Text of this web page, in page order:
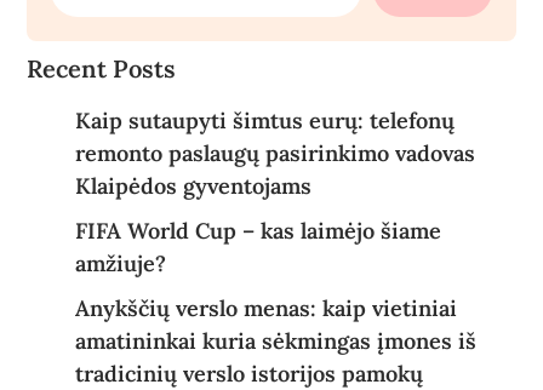
Recent Posts
Kaip sutaupyti šimtus eurų: telefonų
remonto paslaugų pasirinkimo vadovas
Klaipėdos gyventojams
FIFA World Cup – kas laimėjo šiame
amžiuje?
Anykščių verslo menas: kaip vietiniai
amatininkai kuria sėkmingas įmones iš
tradicinių verslo istorijos pamokų